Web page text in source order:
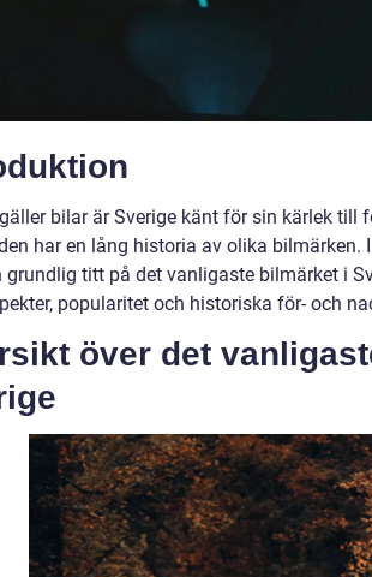
bilar är Sverige känt för sin kärlek till
har en lång historia av olika bilmärken.
grundlig titt på det vanligaste bilmärket i
popularitet och historiska för- och
över det